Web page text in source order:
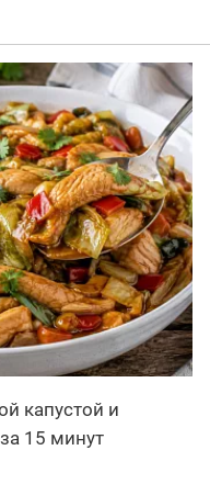
капустой и
15 минут